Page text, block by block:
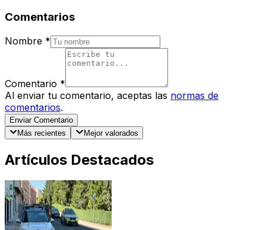
Comentarios
Nombre *
Comentario *
Al enviar tu comentario, aceptas las normas de
comentarios.
Enviar Comentario
Más recientes
Mejor valorados
Artículos Destacados